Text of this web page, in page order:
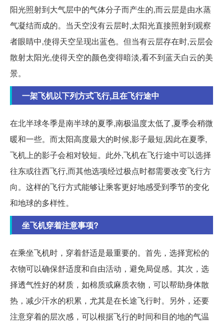
阳光照射到大气层中的气体分子而产生的,而云层是由水蒸
气凝结而成的。当天空没有云层时,太阳光直接照射到观察
者眼睛中,使得天空呈现出蓝色。但当有云层存在时,云层会
散射太阳光,使得天空的颜色变得暗淡,看不到蓝天白云的美
景。
一架飞机以下列方式飞行,且在飞行途中
在北半球冬季是南半球的夏季,南极温度太低了,夏季会稍微
暖和一些。而太阳高度最大的时候,影子最短,因此在夏季,
飞机上的影子会相对较短。此外,飞机在飞行途中可以选择
往东或往西飞行,而其他选项经过极点时都需要改变飞行方
向。这样的飞行方式能够让乘客更好地感受到季节的变化
和地球的多样性。
坐飞机穿着注意事项?
在乘坐飞机时，穿着舒适是最重要的。首先，选择宽松的
衣物可以确保舒适度和自由活动，避免局促感。其次，选
择透气性好的材质，如棉质或麻质衣物，可以帮助身体散
热，减少汗水的积累，尤其是在长途飞行时。另外，还要
注意穿着的层次感，可以根据飞行的时间和目的地的气温